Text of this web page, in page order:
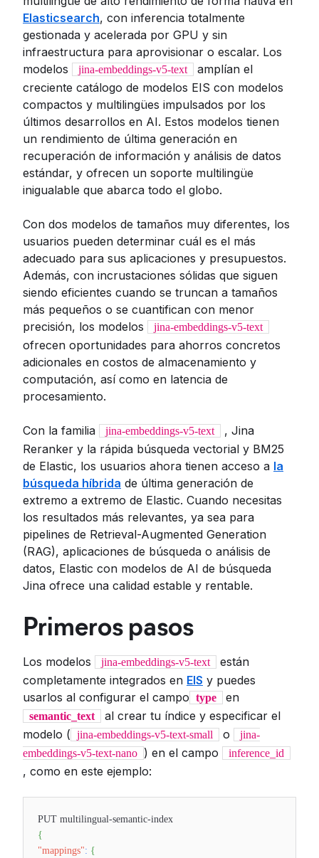
Elasticsearch, con inferencia totalmente
gestionada y acelerada por GPU y sin
infraestructura para aprovisionar o escalar. Los
modelos
jina-embeddings-v5-text
amplían el
creciente catálogo de modelos EIS con modelos
compactos y multilingües impulsados por los
últimos desarrollos en AI. Estos modelos tienen
un rendimiento de última generación en
recuperación de información y análisis de datos
estándar, y ofrecen un soporte multilingüe
inigualable que abarca todo el globo.
Con dos modelos de tamaños muy diferentes, los
usuarios pueden determinar cuál es el más
adecuado para sus aplicaciones y presupuestos.
Además, con incrustaciones sólidas que siguen
siendo eficientes cuando se truncan a tamaños
más pequeños o se cuantifican con menor
precisión, los modelos
jina-embeddings-v5-text
ofrecen oportunidades para ahorros concretos
adicionales en costos de almacenamiento y
computación, así como en latencia de
procesamiento.
Con la familia jina-embeddings-v5-text
, Jina
Reranker y la rápida búsqueda vectorial y BM25
de Elastic, los usuarios ahora tienen acceso a la
búsqueda híbrida de última generación de
extremo a extremo de Elastic. Cuando necesitas
los resultados más relevantes, ya sea para
pipelines de Retrieval-Augmented Generation
(RAG), aplicaciones de búsqueda o análisis de
datos, Elastic con modelos de AI de búsqueda
Jina ofrece una calidad estable y rentable.
Primeros pasos
Los modelos jina-embeddings-v5-text
están
completamente integrados en EIS y puedes
usarlos al configurar el campo type en
semantic_text
al crear tu índice y especificar el
modelo ( jina-embeddings-v5-text-small o
jina-
embeddings-v5-text-nano ) en el campo inference_id
, como en este ejemplo:
PUT multilingual-semantic-index
{
"mappings": {